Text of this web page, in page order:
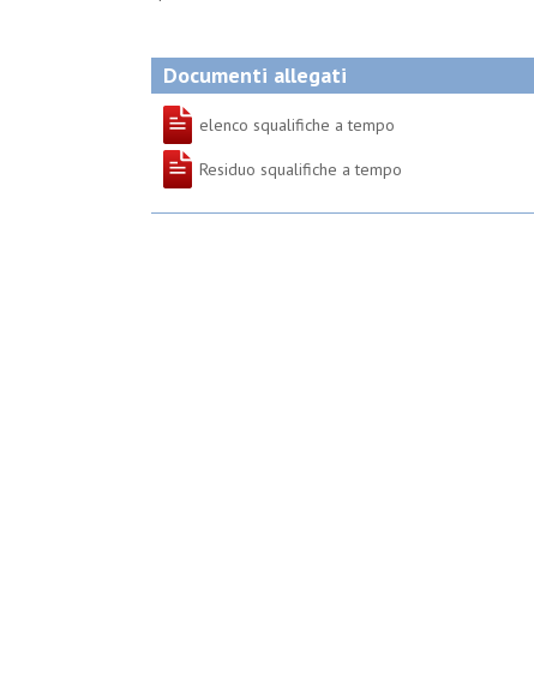
Documenti allegati
elenco squalifiche a tempo
Residuo squalifiche a tempo